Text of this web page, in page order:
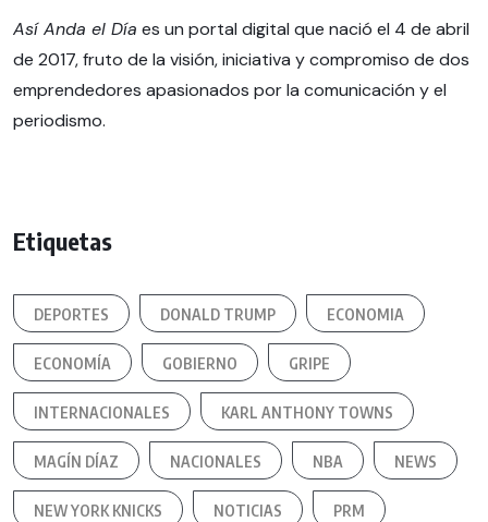
Así Anda el Día es un portal digital que nació el 4 de abril
de 2017, fruto de la visión, iniciativa y compromiso de dos
emprendedores apasionados por la comunicación y el
periodismo.
Etiquetas
DEPORTES DONALD TRUMP ECONOMIA
ECONOMÍA GOBIERNO GRIPE
INTERNACIONALES KARL ANTHONY TOWNS
MAGÍN DÍAZ NACIONALES NBA NEWS
NEW YORK KNICKS NOTICIAS PRM